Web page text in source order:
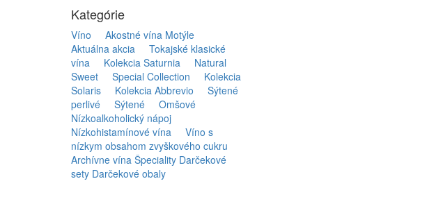
Kategórie
Víno
Akostné vína Motýle
Aktuálna akcia
Tokajské klasické
vína
Kolekcia Saturnia
Natural
Sweet
Special Collection
Kolekcia
Solaris
Kolekcia Abbrevio
Sýtené
perlivé
Sýtené
Omšové
Nízkoalkoholický nápoj
Nízkohistamínové vína
Víno s
nízkym obsahom zvyškového cukru
Archívne vína Špeciality Darčekové
sety Darčekové obaly